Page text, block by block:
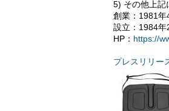
5) その他上
創業：1981年
設立：1984年
HP： https://
プレスリリー